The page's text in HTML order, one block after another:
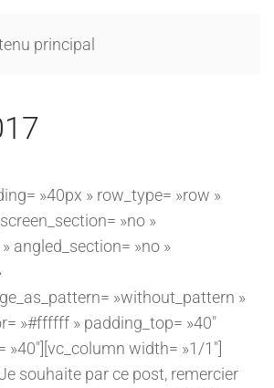
principal
»40px » row_type= »row »
»no »
angled_section= »no »
»without_pattern »
»#ffffff » padding_top= »40″
width= »1/1″]
souhaite par ce post, remercier